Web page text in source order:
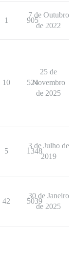
1 905
7 de Outubro
de 2022
10 524
25 de
Novembro
de 2025
5 1348
3 de Julho de
2019
42 5039
30 de Janeiro
de 2025